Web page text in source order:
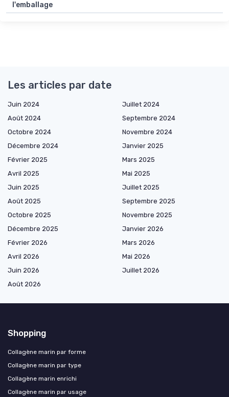
l'emballage
Les articles par date
Juin 2024
Juillet 2024
Août 2024
Septembre 2024
Octobre 2024
Novembre 2024
Décembre 2024
Janvier 2025
Février 2025
Mars 2025
Avril 2025
Mai 2025
Juin 2025
Juillet 2025
Août 2025
Septembre 2025
Octobre 2025
Novembre 2025
Décembre 2025
Janvier 2026
Février 2026
Mars 2026
Avril 2026
Mai 2026
Juin 2026
Juillet 2026
Août 2026
Shopping
Collagène marin par forme
Collagène marin par type
Collagène marin enrichi
Collagène marin par usage